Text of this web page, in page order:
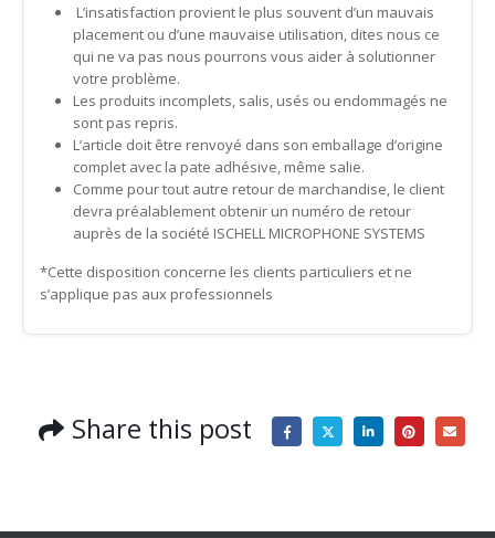
L’insatisfaction provient le plus souvent d’un mauvais
placement ou d’une mauvaise utilisation, dites nous ce
qui ne va pas nous pourrons vous aider à solutionner
votre problème.
Les produits incomplets, salis, usés ou endommagés ne
sont pas repris.
L’article doit être renvoyé dans son emballage d’origine
complet avec la pate adhésive, même salie.
Comme pour tout autre retour de marchandise, le client
devra préalablement obtenir un numéro de retour
auprès de la société ISCHELL MICROPHONE SYSTEMS
*Cette disposition concerne les clients particuliers et ne
s’applique pas aux professionnels
Share this post